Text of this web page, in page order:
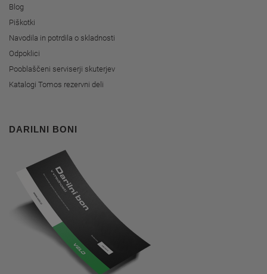
Blog
Piškotki
Navodila in potrdila o skladnosti
Odpoklici
Pooblaščeni serviserji skuterjev
Katalogi Tomos rezervni deli
DARILNI BONI